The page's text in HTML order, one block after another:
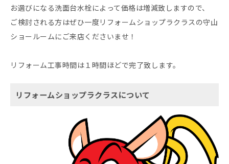
お選びになる洗面台水栓によって価格は増減致しますので、
ご検討される方はぜひ一度リフォームショップラクラスの守山
ショールームにご来店くださいませ！
リフォーム工事時間は１時間ほどで完了致します。
リフォームショップラクラスについて